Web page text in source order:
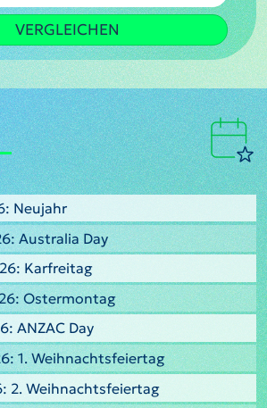
VERGLEICHEN
Neujahr
Australia Day
Karfreitag
Ostermontag
ANZAC Day
1. Weihnachtsfeiertag
2. Weihnachtsfeiertag